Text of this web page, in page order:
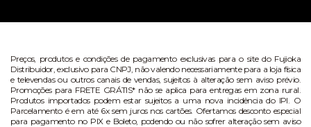
Preços, produtos e condições de pagamento exclusivas para o site do Fujioka
Distribuidor, exclusivo para CNPJ, não valendo necessariamente para a loja física
e televendas ou outros canais de vendas, sujeitos à alteração sem aviso prévio.
Promoções para FRETE GRÁTIS* não se aplica para entregas em zona rural.
Produtos importados podem estar sujeitos a uma nova incidência do IPI. O
Parcelamento é em até 6x sem juros nos cartões. Ofertamos desconto especial
para pagamento no PIX e Boleto, podendo ou não sofrer alteração sem aviso